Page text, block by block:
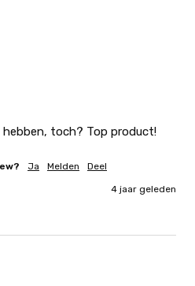
hebben, toch? Top product!
Ja Melden Deel
4 jaar geleden